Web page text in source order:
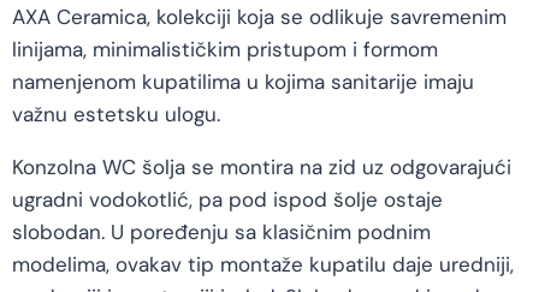
AXA Ceramica, kolekciji koja se odlikuje savremenim
linijama, minimalističkim pristupom i formom
namenjenom kupatilima u kojima sanitarije imaju
važnu estetsku ulogu.
Konzolna WC šolja se montira na zid uz odgovarajući
ugradni vodokotlić, pa pod ispod šolje ostaje
slobodan. U poređenju sa klasičnim podnim
modelima, ovakav tip montaže kupatilu daje uredniji,